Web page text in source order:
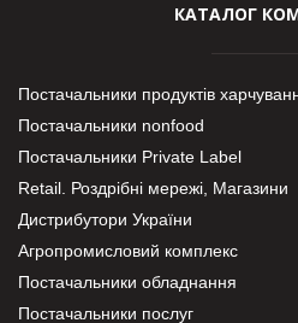
КАТАЛОГ
Постачальники продуктів
Постачальники nonfood
Постачальники Private Label
Retail. Роздрібні мережі, Магазини
Дистрибутори України
Агропромисловий комплекс
Постачальники обладнання
Постачальники послуг